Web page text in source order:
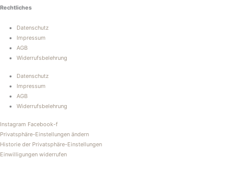
Rechtliches
Datenschutz
Impressum
AGB
Widerrufsbelehrung
Datenschutz
Impressum
AGB
Widerrufsbelehrung
Instagram Facebook-f
Privatsphäre-Einstellungen ändern
Historie der Privatsphäre-Einstellungen
Einwilligungen widerrufen